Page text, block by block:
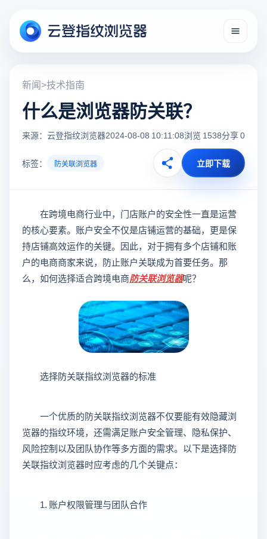
新闻>技术指南
什么是浏览器防关联？
来源：云登指纹浏览器2024-08-08 10:11:08浏览 1538分享 0
标签： 防关联浏览器 立即下载
在跨境电商行业中，门店账户的安全性一直是运营
的核心要素。账户安全不仅是店铺运营的基础，更是保
持店铺高效运作的关键。因此，对于拥有多个店铺和账
户的电商商家来说，防止账户关联成为首要任务。那
么，如何选择适合跨境电商防关联浏览器呢？
选择防关联指纹浏览器的标准
一个优质的防关联指纹浏览器不仅要能有效隐藏浏
览器的指纹环境，还需满足账户安全管理、隐私保护、
风险控制以及团队协作等多方面的需求。以下是选择防
关联指纹浏览器时应考虑的几个关键点：
1. 账户权限管理与团队合作